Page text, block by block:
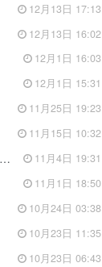
12月13日 17:13
12月13日 16:02
12月1日 16:03
12月1日 15:31
11月25日 19:23
11月15日 10:32
11月4日 19:31
11月1日 18:50
10月24日 03:38
10月23日 11:35
10月23日 06:43